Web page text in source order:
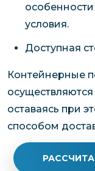
условия.
Доступная
Контейнерные
оставаясь при
способом